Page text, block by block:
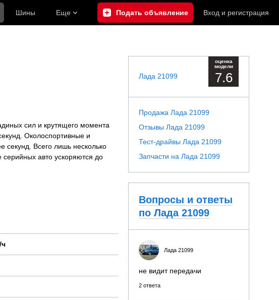
Шины Еще Подать объявление Вход и регистрация
сил и крутящего момента
Околоспортивные и
Всего лишь несколько
авто ускоряются до
ч
Лада 21099
оценка
модели
7.6
Продажа Лада 21099
Отзывы Лада 21099
Тест-драйвы Лада 21099
Запчасти на Лада 21099
Вопросы и ответы
по Лада 21099
Лада 21099
не видит передачи
2 ответа